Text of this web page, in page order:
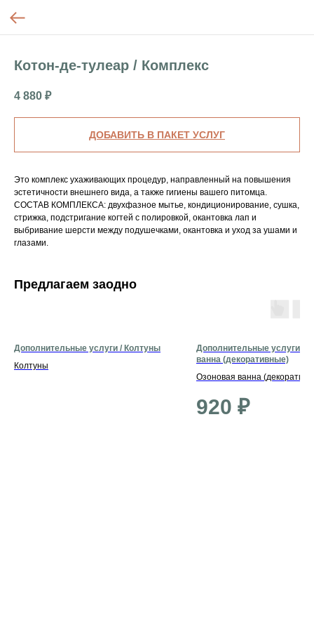
Котон-де-тулеар / Комплекс
4 880 ₽
ДОБАВИТЬ В ПАКЕТ УСЛУГ
Это комплекс ухаживающих процедур, направленный на повышения
эстетичности внешнего вида, а также гигиены вашего питомца.
СОСТАВ КОМПЛЕКСА: двухфазное мытье, кондиционирование, сушка,
стрижка, подстригание когтей с полировкой, окантовка лап и
выбривание шерсти между подушечками, окантовка и уход за ушами и
глазами.
Предлагаем заодно
Дополнительные услуги / Колтуны
Колтуны
Дополнительные услуги /
ванна (декоративные)
Озоновая ванна
920 ₽